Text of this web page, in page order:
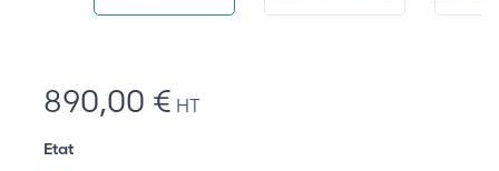
890,00 € HT
Etat